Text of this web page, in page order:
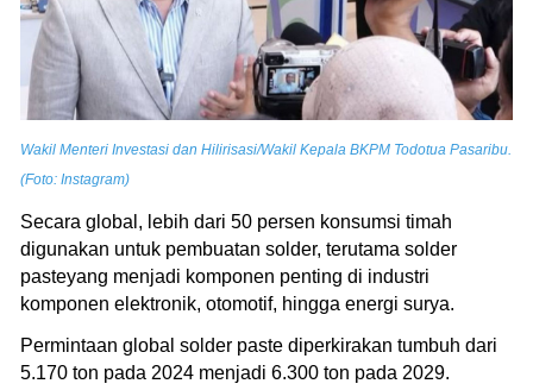
Wakil Menteri Investasi dan Hilirisasi/Wakil Kepala BKPM Todotua Pasaribu.
(Foto: Instagram)
Secara global, lebih dari 50 persen konsumsi timah
digunakan untuk pembuatan solder, terutama solder
pasteyang menjadi komponen penting di industri
komponen elektronik, otomotif, hingga energi surya.
Permintaan global solder paste diperkirakan tumbuh dari
5.170 ton pada 2024 menjadi 6.300 ton pada 2029.